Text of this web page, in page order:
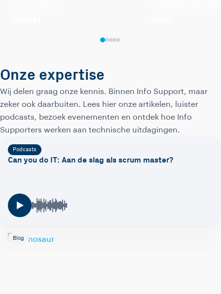
Onze expertise
Wij delen graag onze kennis. Binnen Info Support, maar
zeker ook daarbuiten. Lees hier onze artikelen, luister
podcasts, bezoek evenementen en ontdek hoe Info
Supporters werken aan technische uitdagingen.
Podcasts
Can you do IT: Aan de slag als scrum master?
Blog